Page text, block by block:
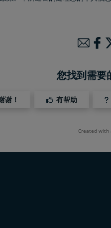
您找到需要
谢！ 有帮助
Created with